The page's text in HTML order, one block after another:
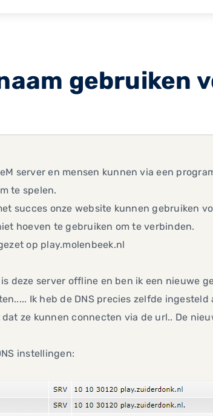
gebruiken
server en mensen kunnen via een
te spelen.
succes onze website kunnen gebruiken
hoeven te gebruiken om te verbinden.
op play.molenbeek.nl
deze server offline en ben ik een nieuwe
Ik heb de DNS precies zelfde
ze kunnen connecten via de url.. De
instellingen: